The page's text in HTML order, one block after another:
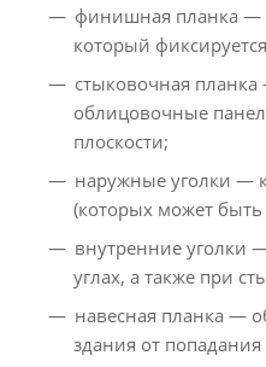
финишная планка —
который
стыковочная
облицовочные
плоскости;
наружные уголки —
(которых может
внутренние уголки
углах, а также при
навесная планка —
здания от попадания